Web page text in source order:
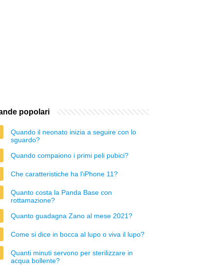
popolari
Quando il neonato inizia a seguire con lo
sguardo?
Quando compaiono i primi peli pubici?
Che caratteristiche ha l'iPhone 11?
Quanto costa la Panda Base con
rottamazione?
Quanto guadagna Zano al mese 2021?
Come si dice in bocca al lupo o viva il lupo?
Quanti minuti servono per sterilizzare in
acqua bollente?